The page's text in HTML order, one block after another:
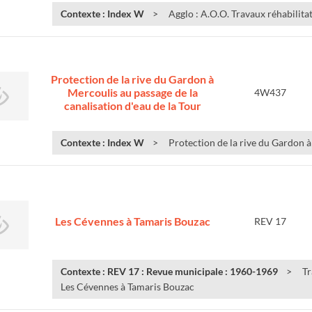
Contexte : Index W Agglo : A.O.O. Travaux
Protection de la rive du Gardon à
Mercoulis au passage de la
canalisation d'eau de la Tour
4W437
Contexte : Index W Protection de la rive du Gardon
Les Cévennes à Tamaris Bouzac REV 17
Contexte : REV 17 : Revue municipale : 1960-1969
Les Cévennes à Tamaris Bouzac